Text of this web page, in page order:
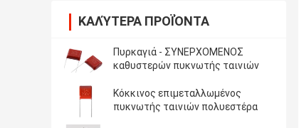
ΚΑΛΎΤΕΡΑ ΠΡΟΪΌΝΤΑ
Πυρκαγιά - ΣΥΝΕΡΧΟΜΕΝΟΣ
καθυστερών πυκνωτής ταινιών
Κόκκινος επιμεταλλωμένος
πυκνωτής ταινιών πολυεστέρα